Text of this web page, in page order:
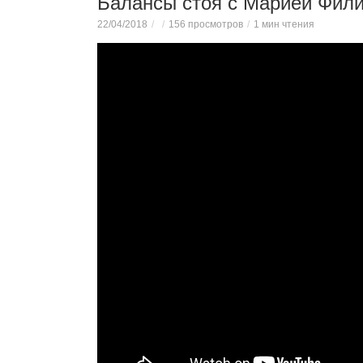
22/04/2018 156 просмотров 1 мин чтения